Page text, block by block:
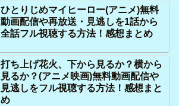
ひとりじめマイヒーロー(アニメ)無料
動画配信や再放送・見逃しを1話から
全話フル視聴する方法！感想まとめ
打ち上げ花火、下から見るか？横から
見るか？(アニメ映画)無料動画配信や
見逃しをフル視聴する方法！感想まと
め